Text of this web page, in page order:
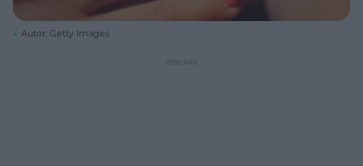
Autor: Getty Images